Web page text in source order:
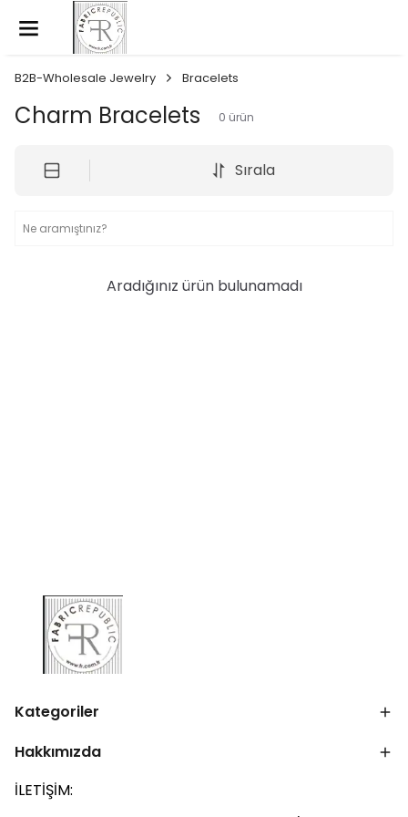
B2B-Wholesale Jewelry Bracelets
Charm Bracelets 0 ürün
Sırala
Aradığınız ürün bulunamadı
Kategoriler
Hakkımızda
İLETİŞİM: